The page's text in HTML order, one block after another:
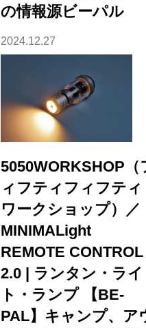
の情報源ビーパル
2024.12.27
5050WORKSHOP（
ィフティフィフティ
ワークショップ）／
MINIMALight
REMOTE CONTROL
2.0 | ランタン・ライ
ト・ランプ 【BE-
PAL】キャンプ、ア